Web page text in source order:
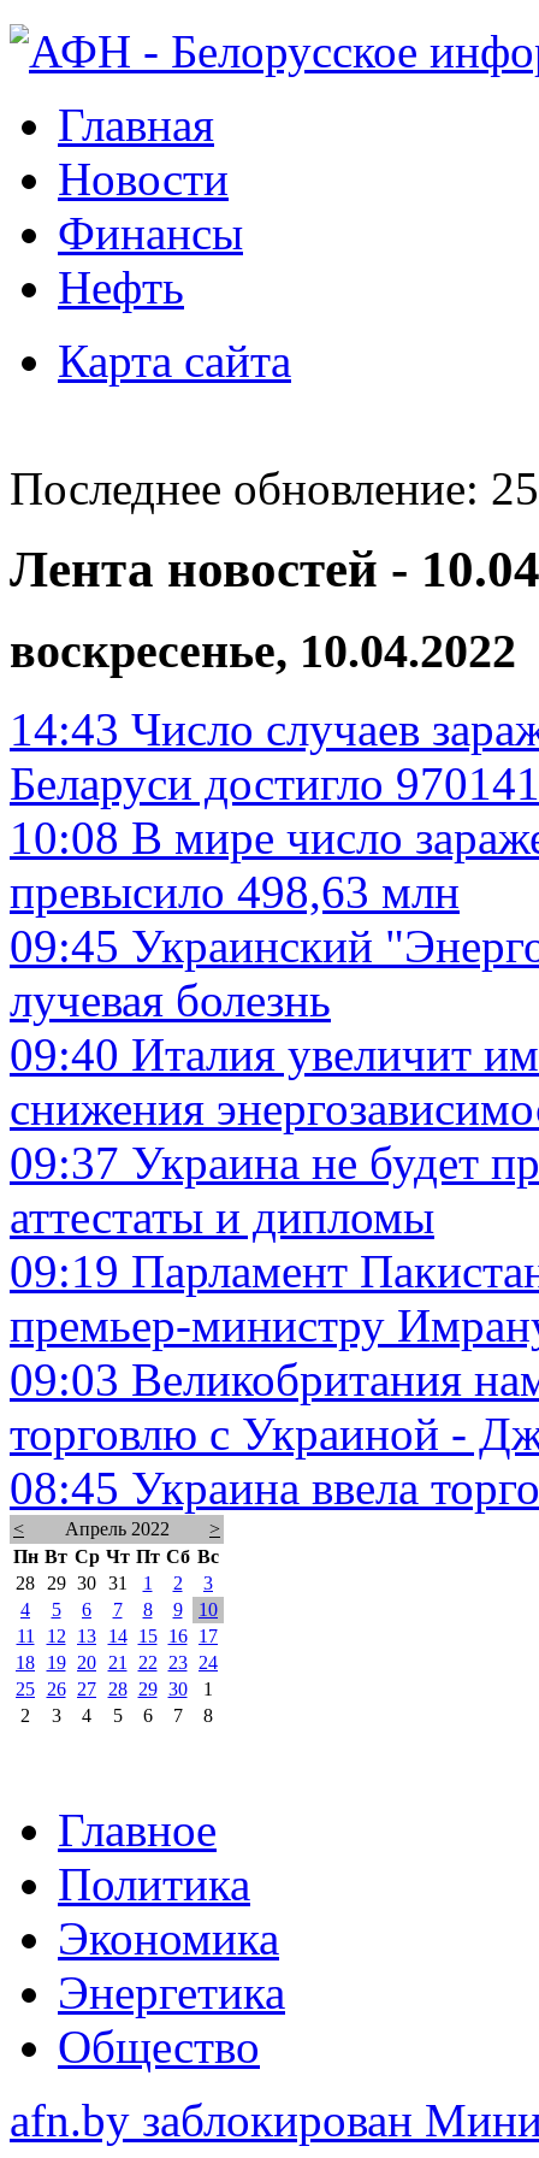
Главная
Новости
Финансы
Нефть
Карта сайта
Последнее обновление:
Лента новостей -
воскресенье, 10.04.2022
14:43 Число случаев
Беларуси достигло
10:08 В мире число
превысило 498,63 млн
09:45 Украинский
лучевая болезнь
09:40 Италия увеличит
снижения
09:37 Украина не будет
аттестаты и дипломы
09:19 Парламент
премьер-министру
09:03 Великобритания
торговлю с Украиной -
08:45 Украина ввела
< Апрель 2022
>
Пн Вт Ср Чт Пт Сб Вс
28
29 30 31 1 2
3
4
5 6 7 8 9
10
11
12 13 14 15 16
17
18
19 20 21 22 23
24
25
26 27 28 29 30
1
2
3 4 5 6 7 8
Главное
Политика
Экономика
Энергетика
Общество
afn.by заблокирован